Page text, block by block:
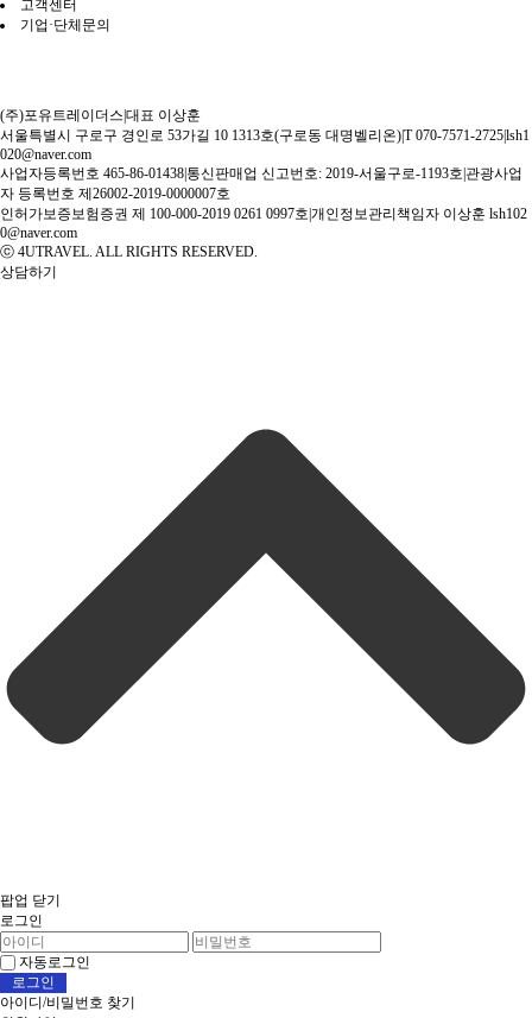
고객센터
기업·단체문의
(주)포유트레이더스 대표 이상훈
서울특별시 구로구 경인로 53가길 10 1313호(구로동 대명벨리온)T 070-7571-2725lsh1
020@naver.com
사업자등록번호 465-86-01438 통신판매업 신고번호: 2019-서울구로-1193호 관광사업
자 등록번호 제26002-2019-0000007호
인허가보증보험증권 제 100-000-2019 0261 0997호 개인정보관리책임자 이상훈 lsh102
0@naver.com
ⓒ 4UTRAVEL. ALL RIGHTS RESERVED.
상담하기
팝업 닫기
로그인
자동로그인
아이디/비밀번호 찾기